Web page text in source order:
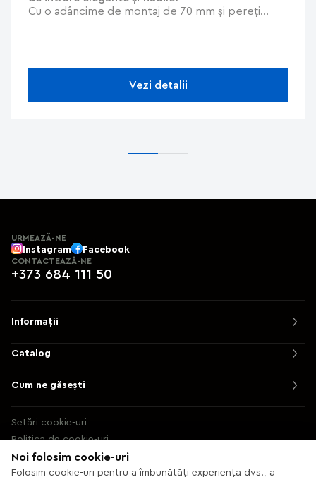
Cu o adâncime de montaj de 70 mm și pereți
ferestrele din aceeași gamă.
Acoperirea VEKA
, cu textură mată, oferă suprafeței un
efect premium de aluminiu, subliniind caracterul
pentru uși, menținându-și funcționalitatea chiar și
eficiență energetică pentru casa ta.
Vezi detalii
URMEAZĂ-NE
Instagram Facebook
CONTACTEAZĂ-NE
+373 684 111 50
Informații
Catalog
Cum ne găsești
Setări cookie-uri
Politica de cookie-uri
© 2013 – 2026 Ecaterix SRL
Noi folosim cookie-uri
Folosim cookie-uri pentru a îmbunătăți experiența dvs., a